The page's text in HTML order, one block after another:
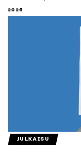
2026
JULKAISU